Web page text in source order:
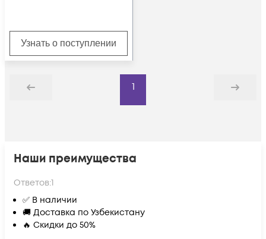
Узнать о поступлении
Назад
1
Дальше
Наши преимущества
Ответов:1
✅ В наличии
🚚 Доставка по Узбекистану
🔥 Скидки до 50%